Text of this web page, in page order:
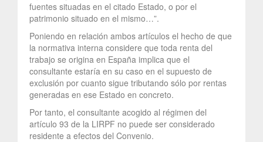
fuentes situadas en el citado Estado, o por el
patrimonio situado en el mismo…”.
Poniendo en relación ambos artículos el hecho de que
la normativa interna considere que toda renta del
trabajo se origina en España implica que el
consultante estaría en su caso en el supuesto de
exclusión por cuanto sigue tributando sólo por rentas
generadas en ese Estado en concreto.
Por tanto, el consultante acogido al régimen del
artículo 93 de la LIRPF no puede ser considerado
residente a efectos del Convenio.